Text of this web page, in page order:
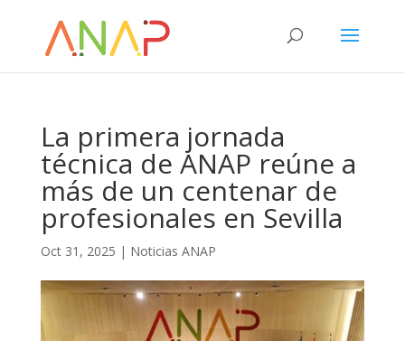
La primera jornada
técnica de ANAP reúne a
más de un centenar de
profesionales en Sevilla
Oct 31, 2025 | Noticias ANAP